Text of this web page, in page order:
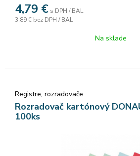
4,79 € s DPH / BAL
3,89 € bez DPH / BAL
Na sklade
Registre, rozradovače
Rozradovač kartónový
100ks